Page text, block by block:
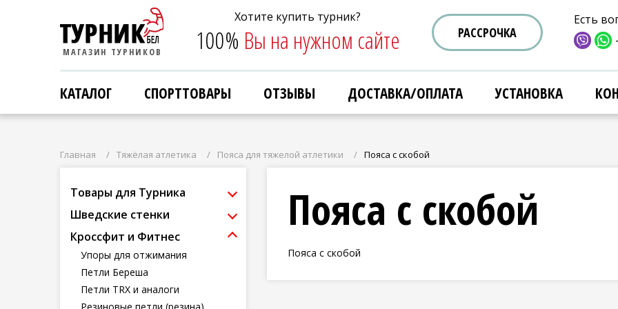
МАГАЗИН ТУРНИКОВ
Хотите купить турник?
100% Вы на нужном сайте РАССРОЧКА
Есть
КАТАЛОГ СПОРТТОВАРЫ ОТЗЫВЫ ДОСТАВКА/ОПЛАТА УСТАНОВКА
МАГАЗИН ТУРНИКОВ
Хотите купить турник?
100% Вы на нужном сайте РАССРОЧКА
Есть
КАТАЛОГ СПОРТТОВАРЫ ОТЗЫВЫ ДОСТАВКА/ОПЛАТА УСТАНОВКА
Главная Тяжёлая атлетика Пояса для тяжелой атлетики Пояса с скобой
Товары для Турника
Шведские стенки
Кроссфит и Фитнес
Упоры для отжимания
Петли Береша
Петли TRX и аналоги
Пояса с скобой
Пояса с скобой